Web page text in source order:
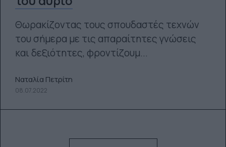
Θωρακίζοντας τους σπουδαστές τεχνών
του σήμερα με τις απαραίτητες γνώσεις
και δεξιότητες, φροντίζουμ...
Ναταλία Πετρίτη
08.07.2022